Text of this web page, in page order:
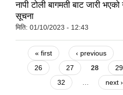
नापी टोली बागमती बाट जारी
सूचना
मिति: 01/10/2023 - 12:43
Pages
« first ‹ previous
26
27 28 29
32
next ›